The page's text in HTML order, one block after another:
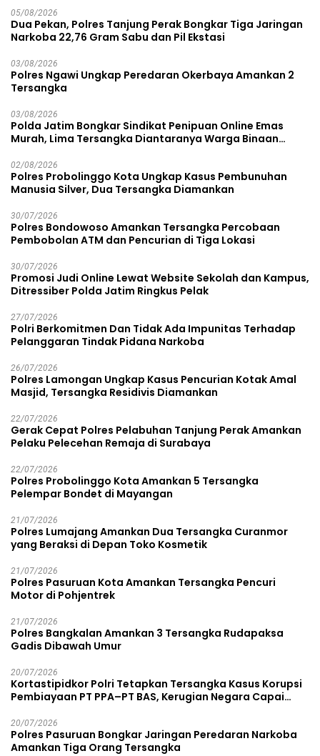
05/08/2026
Dua Pekan, Polres Tanjung Perak Bongkar Tiga Jaringan
Narkoba 22,76 Gram Sabu dan Pil Ekstasi
03/08/2026
Polres Ngawi Ungkap Peredaran Okerbaya Amankan 2
Tersangka
03/08/2026
Polda Jatim Bongkar Sindikat Penipuan Online Emas
Murah, Lima Tersangka Diantaranya Warga Binaan
02/08/2026
Polres Probolinggo Kota Ungkap Kasus Pembunuhan
Manusia Silver, Dua Tersangka Diamankan
30/07/2026
Polres Bondowoso Amankan Tersangka Percobaan
Pembobolan ATM dan Pencurian di Tiga Lokasi
30/07/2026
Promosi Judi Online Lewat Website Sekolah dan Kampus,
Ditressiber Polda Jatim Ringkus Pelak
27/07/2026
Polri Berkomitmen Dan Tidak Ada Impunitas Terhadap
Pelanggaran Tindak Pidana Narkoba
26/07/2026
Polres Lamongan Ungkap Kasus Pencurian Kotak Amal
Masjid, Tersangka Residivis Diamankan
22/07/2026
Gerak Cepat Polres Pelabuhan Tanjung Perak Amankan
Pelaku Pelecehan Remaja di Surabaya
22/07/2026
Polres Probolinggo Kota Amankan 5 Tersangka
Pelempar Bondet di Mayangan
21/07/2026
Polres Lumajang Amankan Dua Tersangka Curanmor
yang Beraksi di Depan Toko Kosmetik
21/07/2026
Polres Pasuruan Kota Amankan Tersangka Pencuri
Motor di Pohjentrek
21/07/2026
Polres Bangkalan Amankan 3 Tersangka Rudapaksa
Gadis Dibawah Umur
20/07/2026
Kortastipidkor Polri Tetapkan Tersangka Kasus Korupsi
Pembiayaan PT PPA–PT BAS, Kerugian Negara Capai
20/07/2026
Polres Pasuruan Bongkar Jaringan Peredaran Narkoba
Amankan Tiga Orang Tersangka